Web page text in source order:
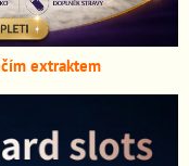
extraktem